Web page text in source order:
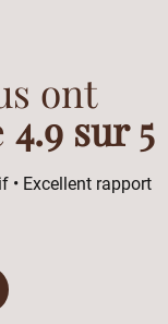
ont
4.9 sur 5
• Excellent rapport